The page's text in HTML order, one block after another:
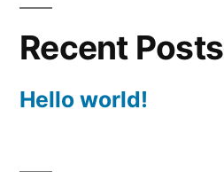
Recent Posts
Hello world!